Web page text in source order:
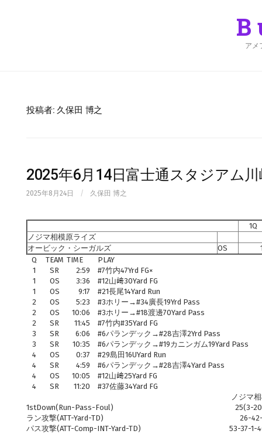
アメ
投稿者: 久保田 博之
2025年6月14日富士通スタジアム
2025年8月24日 / 久保田 博之
1Q
ノジマ相模原ライズ
オービック・シーガルズ
OS
Q
TEAM TIME
PLAY
1
SR 2:59 #7竹内47Yrd FG×
1
OS 3:36 #12山﨑30Yard FG
1
OS 9:17 #21長尾14Yard Run
2
OS 5:23 #3ホリー→#34廣長19Yrd Pass
2
OS 10:06 #3ホリー→#18渡邊70Yard Pass
2
SR 11:45 #7竹内#35Yard FG
3
SR 6:06 #6パランデック→#28吉澤2Yrd Pass
3
SR 10:35 #6パランデック→#19カニンガム19Yard Pass
4
OS 0:37 #29島田16UYard Run
4
SR 4:59 #6パランデック→#28吉澤4Yard Pass
4
OS 10:05 #12山﨑25Yard FG
4
SR 11:20 #37佐藤34Yard FG
ノジマ
1stDown(Run-Pass-Foul)
25(3-
ラン攻撃(ATT-Yard-TD)
26-
パス攻撃(ATT-Comp-INT-Yard-TD)
53-37-1-